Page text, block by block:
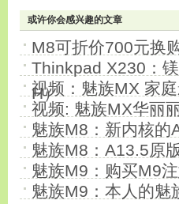
或许你会感兴趣的文章
M8可折价700元换
Thinkpad X230：
H）
视频：魅族MX 家
视频: 魅族MX华丽
魅族M8：新内核的
魅族M8：A13.5原
魅族M9：购买M9
魅族M9：本人的魅